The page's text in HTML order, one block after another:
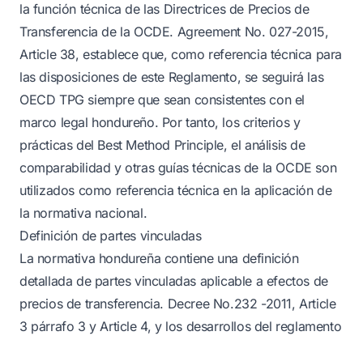
la función técnica de las Directrices de Precios de
Transferencia de la OCDE. Agreement No. 027-2015,
Article 38, establece que, como referencia técnica para
las disposiciones de este Reglamento, se seguirá las
OECD TPG siempre que sean consistentes con el
marco legal hondureño. Por tanto, los criterios y
prácticas del Best Method Principle, el análisis de
comparabilidad y otras guías técnicas de la OCDE son
utilizados como referencia técnica en la aplicación de
la normativa nacional.
Definición de partes vinculadas
La normativa hondureña contiene una definición
detallada de partes vinculadas aplicable a efectos de
precios de transferencia. Decree No.232 -2011, Article
3 párrafo 3 y Article 4, y los desarrollos del reglamento